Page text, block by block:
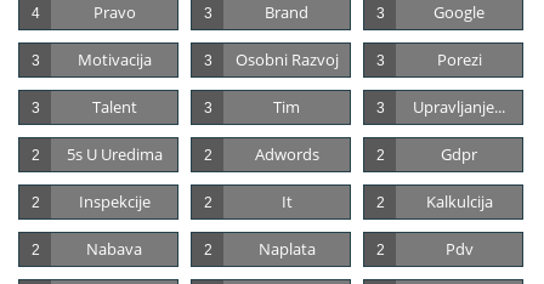
Pravo
4 Brand
3 Google
3
Motivacija
3 Osobni Razvoj
3 Porezi
3
Talent
3 Tim
3 Upravljanje...
3
5s U Uredima
2 Adwords
2 Gdpr
2
Inspekcije
2 It
2 Kalkulcija
2
Nabava
2 Naplata
2 Pdv
2